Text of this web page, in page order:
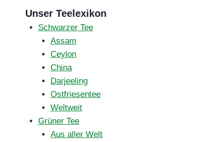
Unser Teelexikon
Schwarzer Tee
Assam
Ceylon
China
Darjeeling
Ostfriesentee
Weltweit
Grüner Tee
Aus aller Welt